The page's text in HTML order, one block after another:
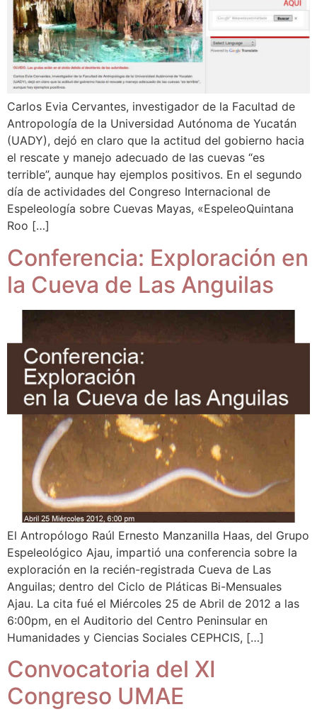
Carlos Evia Cervantes, investigador de la Facultad de
Antropología de la Universidad Autónoma de Yucatán
(UADY), dejó en claro que la actitud del gobierno hacia
el rescate y manejo adecuado de las cuevas “es
terrible”, aunque hay ejemplos positivos. En el segundo
día de actividades del Congreso Internacional de
Espeleología sobre Cuevas Mayas, «EspeleoQuintana
Roo […]
Conferencia: Exploración en
la Cueva de Las Anguilas
El Antropólogo Raúl Ernesto Manzanilla Haas, del Grupo
Espeleológico Ajau, impartió una conferencia sobre la
exploración en la recién-registrada Cueva de Las
Anguilas; dentro del Ciclo de Pláticas Bi-Mensuales
Ajau. La cita fué el Miércoles 25 de Abril de 2012 a las
6:00pm, en el Auditorio del Centro Peninsular en
Humanidades y Ciencias Sociales CEPHCIS, […]
Convocatoria del XI
Congreso UMAE